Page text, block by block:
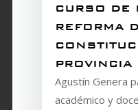
CURSO DE
REFORMA
Agustín Genera
académico y